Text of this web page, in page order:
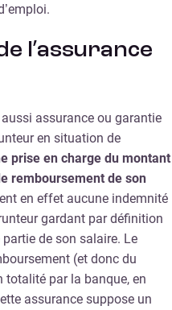
l’assurance
assurance ou garantie
en situation de
prise en charge du montant
remboursement de son
en effet aucune indemnité
gardant par définition
de son salaire. Le
(et donc du
totalité par la banque, en
assurance suppose un